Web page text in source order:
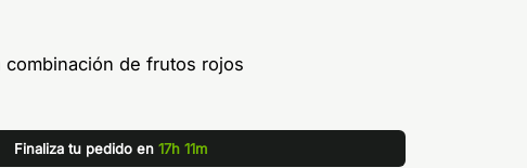
de frutos rojos
Finaliza tu pedido en 17h 11m